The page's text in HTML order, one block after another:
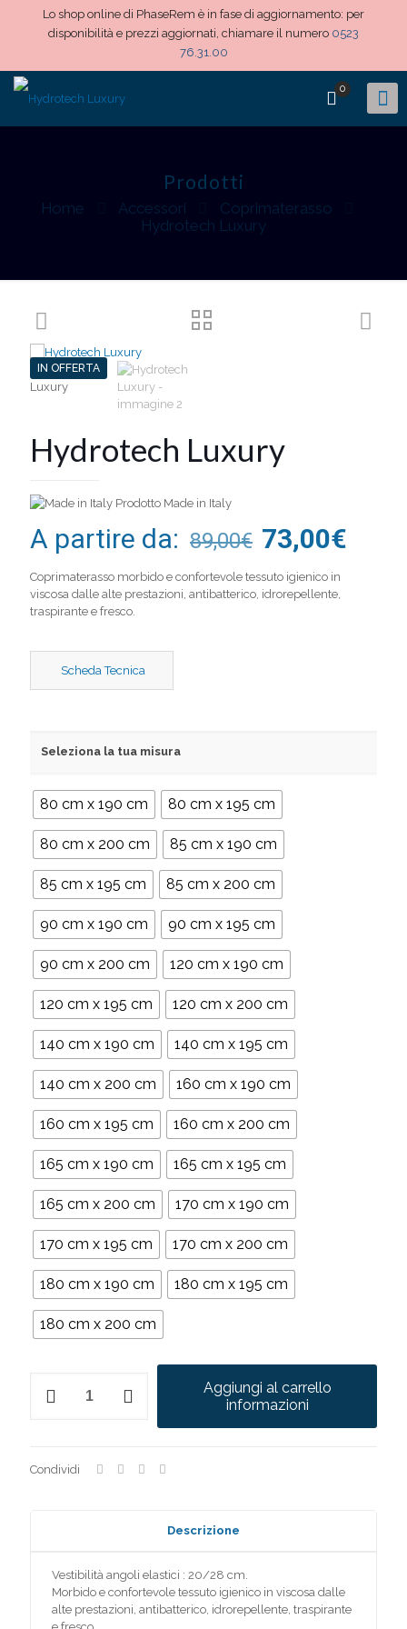
Lo shop online di PhaseRem è in fase di aggiornamento: per
disponibilità e prezzi aggiornati, chiamare il numero 0523
76.31.00
0
Prodotti
Home Accessori
Coprimaterasso
Hydrotech Luxury
IN OFFERTA
Hydrotech Luxury
Prodotto Made in Italy
A partire da: 89,00€ 73,00€
Coprimaterasso morbido e confortevole tessuto igienico in
viscosa dalle alte prestazioni, antibatterico, idrorepellente,
traspirante e fresco.
Scheda Tecnica
Seleziona la tua misura
80 cm x 190 cm 80 cm x 195 cm
80 cm x 200 cm 85 cm x 190 cm
85 cm x 195 cm 85 cm x 200 cm
90 cm x 190 cm 90 cm x 195 cm
90 cm x 200 cm 120 cm x 190 cm
120 cm x 195 cm 120 cm x 200 cm
140 cm x 190 cm 140 cm x 195 cm
140 cm x 200 cm 160 cm x 190 cm
160 cm x 195 cm 160 cm x 200 cm
165 cm x 190 cm 165 cm x 195 cm
165 cm x 200 cm 170 cm x 190 cm
170 cm x 195 cm 170 cm x 200 cm
180 cm x 190 cm 180 cm x 195 cm
180 cm x 200 cm
Aggiungi al carrello
informazioni
Condividi
Descrizione
Vestibilità angoli elastici : 20/28 cm.
Morbido e confortevole tessuto igienico in viscosa dalle
alte prestazioni, antibatterico, idrorepellente, traspirante